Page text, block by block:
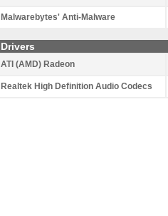
Malwarebytes' Anti-Malware
Drivers
ATI (AMD) Radeon
Realtek High Definition Audio Codecs